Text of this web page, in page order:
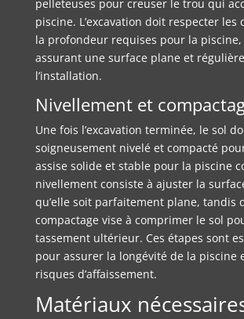
pelleteuses pour creuser le trou qui
piscine. L’excavation doit respecter les
la profondeur requises pour la
assurant une surface plane et
l’installation.
Nivellement et
Une fois l’excavation terminée, le sol
soigneusement nivelé et compacté
assise solide et stable pour la piscine
nivellement consiste à ajuster la
qu’elle soit parfaitement plane, tandis
compactage vise à comprimer le sol
tassement ultérieur. Ces étapes sont
pour assurer la longévité de la piscine
risques d’affaissement.
Matériaux